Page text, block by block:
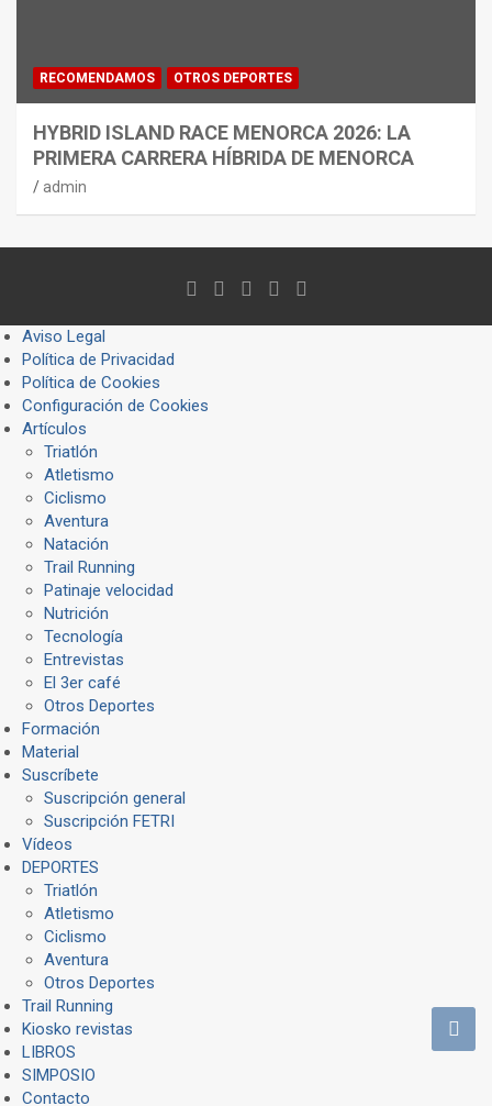
RECOMENDAMOS OTROS DEPORTES
HYBRID ISLAND RACE MENORCA 2026: LA
PRIMERA CARRERA HÍBRIDA DE MENORCA
admin
Aviso Legal
Política de Privacidad
Política de Cookies
Configuración de Cookies
Artículos
Triatlón
Atletismo
Ciclismo
Aventura
Natación
Trail Running
Patinaje velocidad
Nutrición
Tecnología
Entrevistas
El 3er café
Otros Deportes
Formación
Material
Suscríbete
Suscripción general
Suscripción FETRI
Vídeos
DEPORTES
Triatlón
Atletismo
Ciclismo
Aventura
Otros Deportes
Trail Running
Kiosko revistas
LIBROS
SIMPOSIO
Contacto